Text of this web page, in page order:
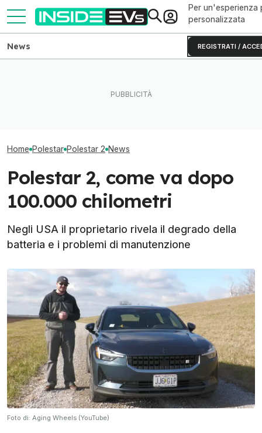
Per un'esperienza
personalizzata
REGISTRATI /
News
Home Polestar Polestar 2 News
Polestar 2, come va dopo
100.000 chilometri
Negli USA il proprietario rivela il degrado della
batteria e i problemi di manutenzione
Foto di: Aging Wheels (YouTube)